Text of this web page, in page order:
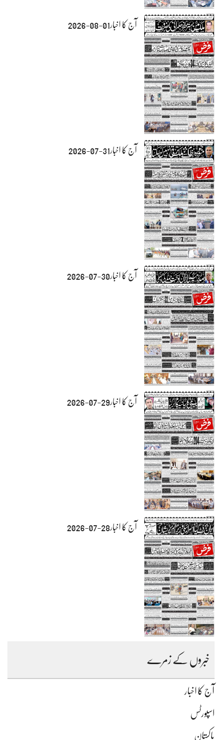
آج کا اخبار01-08-2026
آج کا اخبار31-07-2026
آج کا اخبار30-07-2026
آج کا اخبار29-07-2026
آج کا اخبار28-07-2026
خبروں کے زمرے
آج کا اخبار
اسپورٹس
پاکستان